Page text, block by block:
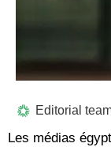
Editorial
Les médias